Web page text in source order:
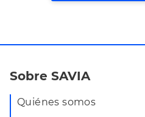
Sobre SAVIA
Quiénes somos